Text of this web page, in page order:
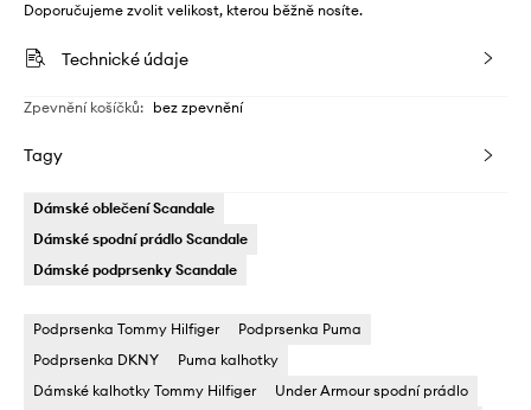
Doporučujeme zvolit velikost, kterou běžně nosíte.
Technické údaje
Zpevnění košíčků: bez zpevnění
Tagy
Dámské oblečení Scandale
Dámské spodní prádlo Scandale
Dámské podprsenky Scandale
Podprsenka Tommy Hilfiger
Podprsenka Puma
Podprsenka DKNY
Puma kalhotky
Dámské kalhotky Tommy Hilfiger
Under Armour spodní prádlo